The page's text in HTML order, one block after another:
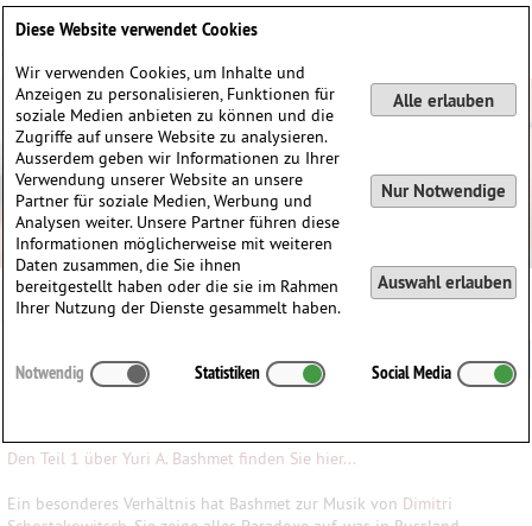
Yuri Abramovich Bashmet • Teil 2
Den Teil 1 über Yuri A. Bashmet finden Sie hier...
Ein besonderes Verhältnis hat Bashmet zur Musik von Dimitri
Diese Website verwendet Cookies
Wir verwenden Cookies, um Inhalte und
Anzeigen zu personalisieren, Funktionen für
soziale Medien anbieten zu können und die
Zugriffe auf unsere Website zu analysieren.
Ausserdem geben wir Informationen zu Ihrer
Verwendung unserer Website an unsere
Partner für soziale Medien, Werbung und
Analysen weiter. Unsere Partner führen diese
Informationen möglicherweise mit weiteren
Daten zusammen, die Sie ihnen
bereitgestellt haben oder die sie im Rahmen
Ihrer Nutzung der Dienste gesammelt haben.
Alle erlauben
Nur Notwendige
Auswahl erlauben
Notwendig Statistiken Social Media